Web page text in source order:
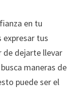
en tu
tus
de dejarte llevar
maneras de
puede ser el